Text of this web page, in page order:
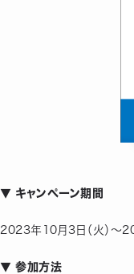
▼ キャンペーン期間
2023年10月3日（火）〜
▼ 参加方法